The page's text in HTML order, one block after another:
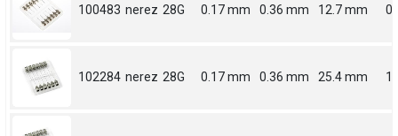
100483 nerez 28G 0.17 mm 0.36 mm 12.7 mm
102284 nerez 28G 0.17 mm 0.36 mm 25.4 mm 1